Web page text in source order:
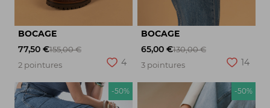
BOCAGE
77,50 €155,00 €
2 pointures
4
BOCAGE
65,00 €130,00 €
3 pointures
14
-50% -50%